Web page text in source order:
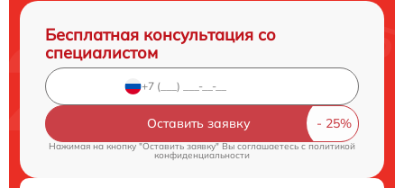
Бесплатная консультация со
специалистом
Оставить заявку
Нажимая на кнопку "Оставить заявку" Вы соглашаетесь cполитикой
конфиденциальности